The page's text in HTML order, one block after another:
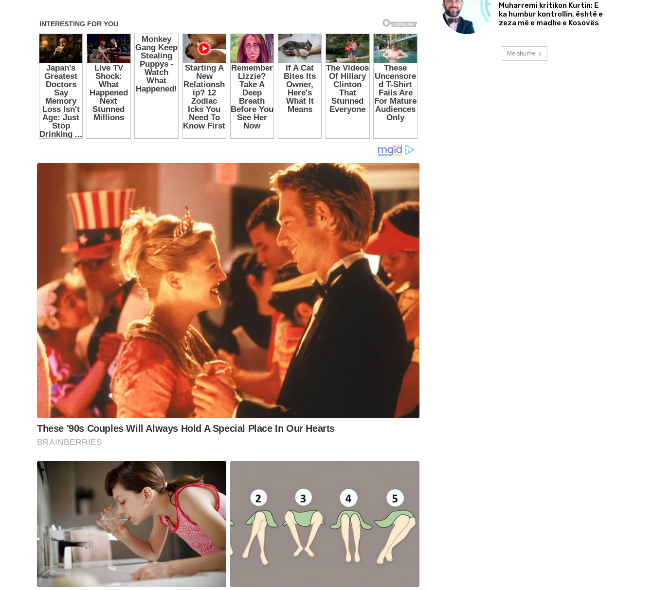
Muharremi kritikon Kurtin: E
ka humbur kontrollin, është e
zeza më e madhe e Kosovës
Më shumë